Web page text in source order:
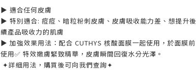
▶️ 適合任何皮膚
▶️ 特別適合: 痘痘、暗粒粉刺皮膚 、 皮膚吸收能力差、想提升後
續產品吸收力的肌膚
▶️ 加強效果用法：配合 CUTHYS 核酸面膜一起使用，於面膜前
使用✅ 特效嫩膚緊致精華 ，皮膚瞬間回復水分光澤。
✦詳細用法，購買後可向我們查詢✦